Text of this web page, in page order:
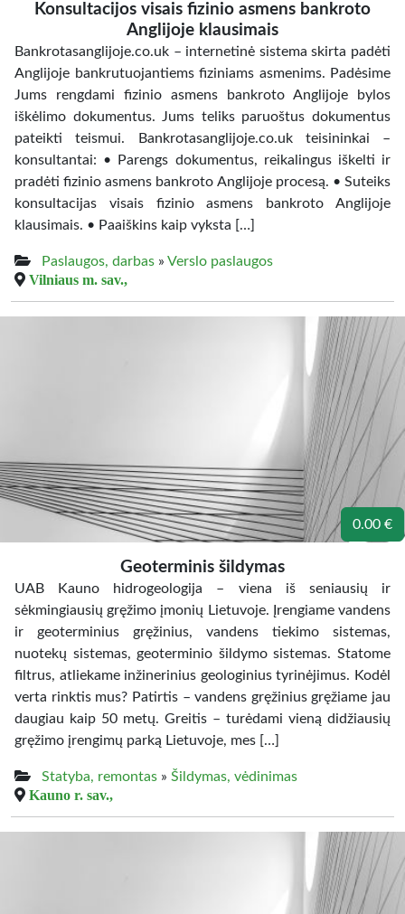
Konsultacijos visais fizinio asmens bankroto
Anglijoje klausimais
Bankrotasanglijoje.co.uk – internetinė sistema skirta padėti
Anglijoje bankrutuojantiems fiziniams asmenims. Padėsime
Jums rengdami fizinio asmens bankroto Anglijoje bylos
iškėlimo dokumentus. Jums teliks paruoštus dokumentus
pateikti teismui. Bankrotasanglijoje.co.uk teisininkai –
konsultantai: • Parengs dokumentus, reikalingus iškelti ir
pradėti fizinio asmens bankroto Anglijoje procesą. • Suteiks
konsultacijas visais fizinio asmens bankroto Anglijoje
klausimais. • Paaiškins kaip vyksta […]
Paslaugos, darbas » Verslo paslaugos
Vilniaus m. sav.,
0.00 €
Geoterminis šildymas
UAB Kauno hidrogeologija – viena iš seniausių ir
sėkmingiausių gręžimo įmonių Lietuvoje. Įrengiame vandens
ir geoterminius gręžinius, vandens tiekimo sistemas,
nuotekų sistemas, geoterminio šildymo sistemas. Statome
filtrus, atliekame inžinerinius geologinius tyrinėjimus. Kodėl
verta rinktis mus? Patirtis – vandens gręžinius gręžiame jau
daugiau kaip 50 metų. Greitis – turėdami vieną didžiausių
gręžimo įrengimų parką Lietuvoje, mes […]
Statyba, remontas » Šildymas, vėdinimas
Kauno r. sav.,